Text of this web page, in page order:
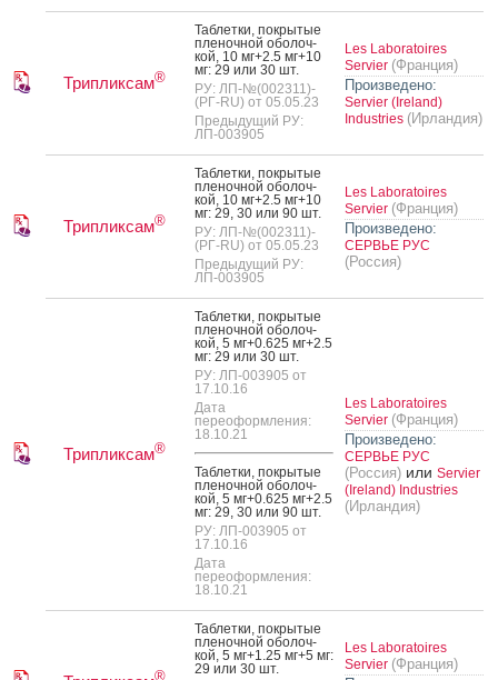
Трипликсам®
Таб­летки, пок­ры­тые
пле­ноч­ной обо­лоч­
кой, 10 мг+2.5 мг+10
мг: 29 или 30 шт.
РУ: ЛП-№(002311)-
(РГ-RU) от 05.05.23
Предыдущий РУ:
ЛП-003905
Les Laboratoires
Servier (Франция)
Произведено:
Servier (Ireland)
Industries (Ирландия)
Трипликсам®
Таб­летки, пок­ры­тые
пле­ноч­ной обо­лоч­
кой, 10 мг+2.5 мг+10
мг: 29, 30 или 90 шт.
РУ: ЛП-№(002311)-
(РГ-RU) от 05.05.23
Предыдущий РУ:
ЛП-003905
Les Laboratoires
Servier (Франция)
Произведено:
СЕРВЬЕ РУС
(Россия)
Трипликсам®
Таб­летки, пок­ры­тые
пле­ноч­ной обо­лоч­
кой, 5 мг+0.625 мг+2.5
мг: 29 или 30 шт.
РУ: ЛП-003905 от
17.10.16
Дата
переоформления:
18.10.21
Таб­летки, пок­ры­тые
пле­ноч­ной обо­лоч­
кой, 5 мг+0.625 мг+2.5
мг: 29, 30 или 90 шт.
РУ: ЛП-003905 от
17.10.16
Дата
переоформления:
18.10.21
Les Laboratoires
Servier (Франция)
Произведено:
СЕРВЬЕ РУС
(Россия) или Servier
(Ireland) Industries
(Ирландия)
®
Таб­летки, пок­ры­тые
пле­ноч­ной обо­лоч­
кой, 5 мг+1.25 мг+5 мг:
29 или 30 шт.
Les Laboratoires
Servier (Франция)